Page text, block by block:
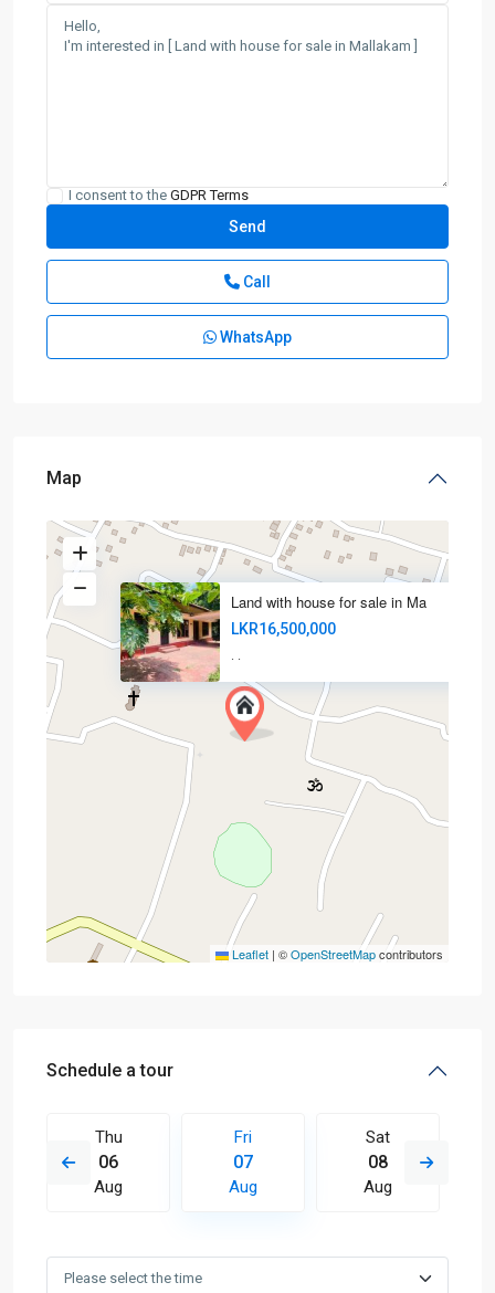
I consent to the GDPR Terms
Call
WhatsApp
Map
Land with house for sale in Ma
LKR16,500,000
· ·
Leaflet | ©OpenStreetMapcontributors
Schedule a tour
Thu
06
Aug
Fri
07
Aug
Sat
08
Aug